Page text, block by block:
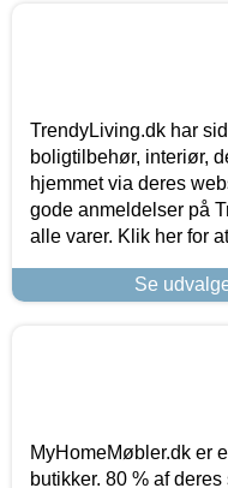
TrendyLiving.dk har
boligtilbehør, interiør,
hjemmet via deres
gode anmeldelser på
alle varer. Klik her for
Se
MyHomeMøbler.dk er
butikker. 80 % af